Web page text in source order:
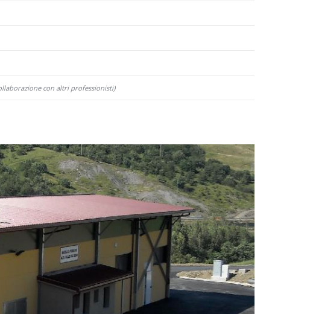
con altri professionisti)